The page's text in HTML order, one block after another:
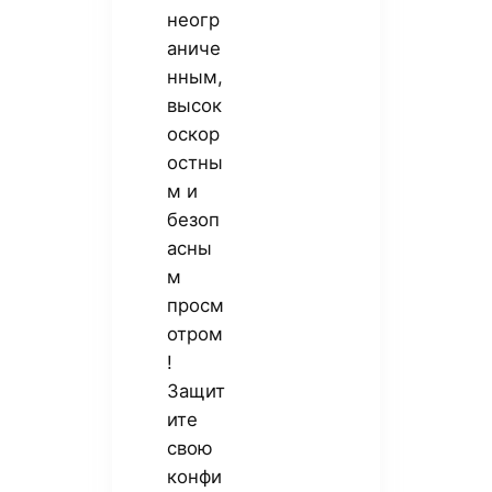
неогр
аниче
нным,
высок
оскор
остны
м и
безоп
асны
м
просм
отром
!
Защит
ите
свою
конфи